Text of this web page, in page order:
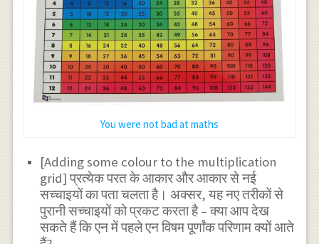
You were not bad at maths
[Adding some colour to the multiplication
grid] प्रत्येक परत के आकार और आकार से नई
सच्चाइयों का पता चलता है। अक्सर, यह नए तरीकों से
पुरानी सच्चाइयों को प्रकट करता है – क्या आप देख
सकते हैं कि एन में पहले एन विषम पूर्णांक परिणाम क्यों आते